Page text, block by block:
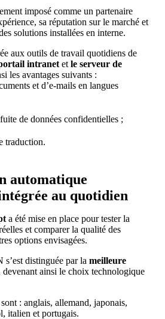
imposé comme un partenaire
sa réputation sur le marché et
solutions installées en interne.
aux outils de travail quotidiens de
intranet et le serveur de
les avantages suivants :
et d’e-mails en langues
de données confidentielles ;
traduction.
automatique
au quotidien
a été mise en place pour tester la
et comparer la qualité des
options envisagées.
distinguée par la meilleure
devenant ainsi le choix technologique
: anglais, allemand, japonais,
italien et portugais.